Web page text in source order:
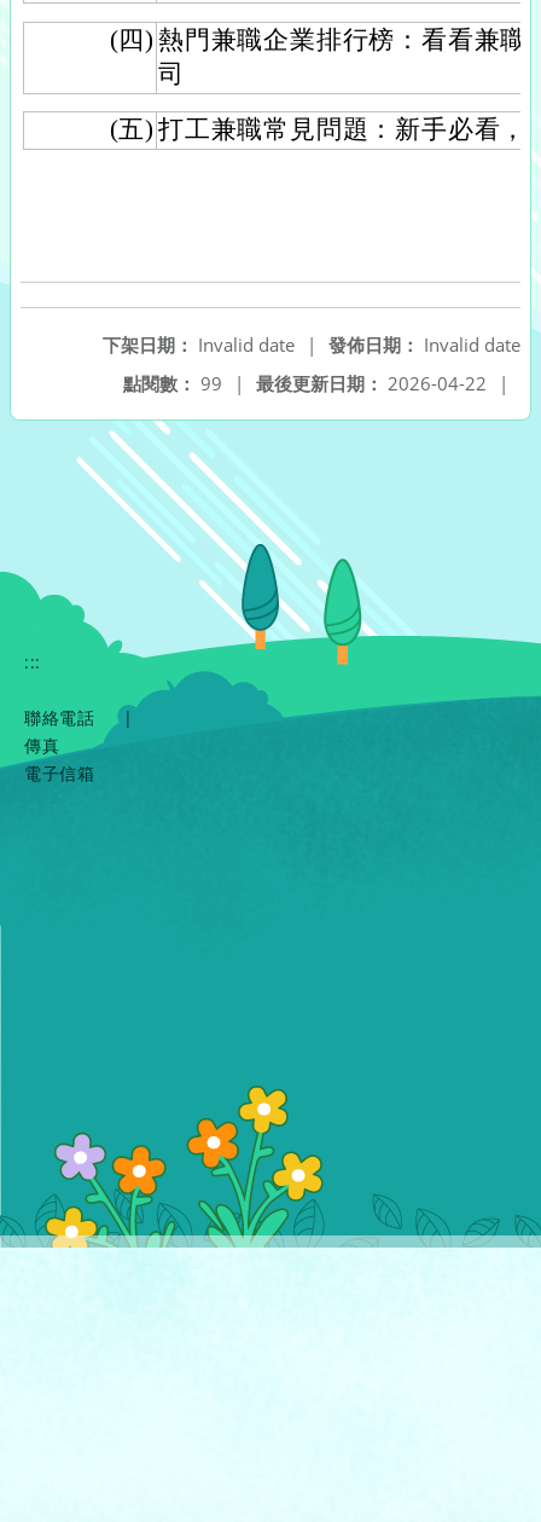
(四) 熱門兼職企業排行榜：看看兼職
司
(五) 打工兼職常見問題：新手必看，
發佈日期： Invalid date
下架日期： Invalid date
|
最後更新日期： 2026-04-22 |
點閱數： 99 |
:::
聯絡電話
|
傳真
電子信箱